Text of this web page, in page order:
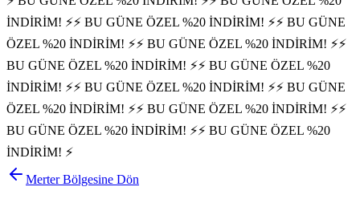
İNDİRİM! ⚡⚡ BU GÜNE ÖZEL %20 İNDİRİM! ⚡⚡ BU GÜNE
ÖZEL %20 İNDİRİM! ⚡⚡ BU GÜNE ÖZEL %20 İNDİRİM! ⚡⚡
BU GÜNE ÖZEL %20 İNDİRİM! ⚡⚡ BU GÜNE ÖZEL %20
İNDİRİM! ⚡⚡ BU GÜNE ÖZEL %20 İNDİRİM! ⚡⚡ BU GÜNE
ÖZEL %20 İNDİRİM! ⚡⚡ BU GÜNE ÖZEL %20 İNDİRİM! ⚡⚡
BU GÜNE ÖZEL %20 İNDİRİM! ⚡⚡ BU GÜNE ÖZEL %20
İNDİRİM! ⚡
MerterBölgesine Dön